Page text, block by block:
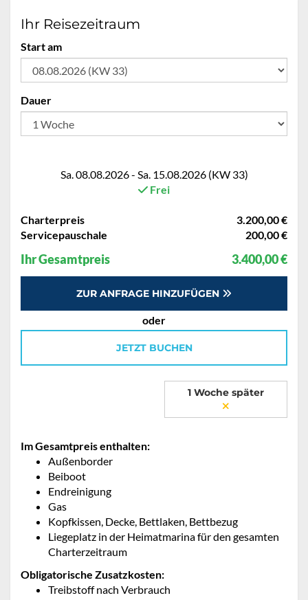
Ihr Reisezeitraum
Start am
Dauer
Sa. 08.08.2026 - Sa. 15.08.2026 (KW 33)
Frei
Charterpreis
3.200,00 €
Servicepauschale
200,00 €
Ihr Gesamtpreis 3.400,00 €
ZUR ANFRAGE HINZUFÜGEN
oder
JETZT BUCHEN
1 Woche später
Im Gesamtpreis enthalten:
Außenborder
Beiboot
Endreinigung
Gas
Kopfkissen, Decke, Bettlaken, Bettbezug
Liegeplatz in der Heimatmarina für den gesamten
Charterzeitraum
Obligatorische Zusatzkosten:
Treibstoff nach Verbrauch